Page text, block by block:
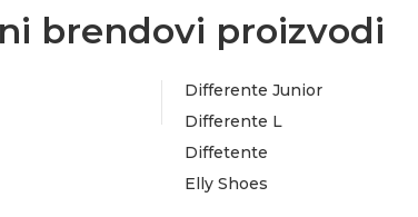
brendovi proizvodi
Differente Junior
Differente L
Diffetente
Elly Shoes